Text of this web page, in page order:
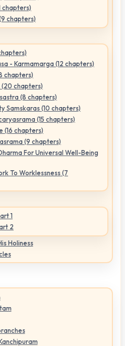
chapters)
chapters)
- Karmamarga (12 chapters)
chapters)
(20 chapters)
(8 chapters)
Samskaras (10 chapters)
(15 chapters)
(16 chapters)
(9 chapters)
For Universal Well-Being
To Worklessness (7
1
2
Holiness